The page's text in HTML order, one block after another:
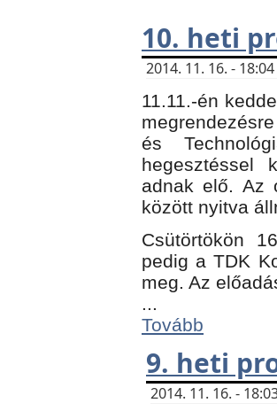
10. heti
2014. 11. 16. -
11.11.-én
és
hegesztéssel
adnak elő. Az
között nyitva
Csütörtökön
pedig a TDK
meg. Az
...
Tovább
9. heti
2014. 11. 16. -